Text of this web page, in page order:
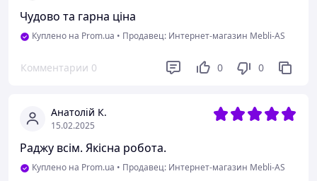
Чудово та гарна ціна
Куплено на Prom.ua • Продавец: Интернет-магазин Mebli-AS
Комментарии 0 0 0
Анатолій К.
15.02.2025
Раджу всім. Якісна робота.
Куплено на Prom.ua • Продавец: Интернет-магазин Mebli-AS